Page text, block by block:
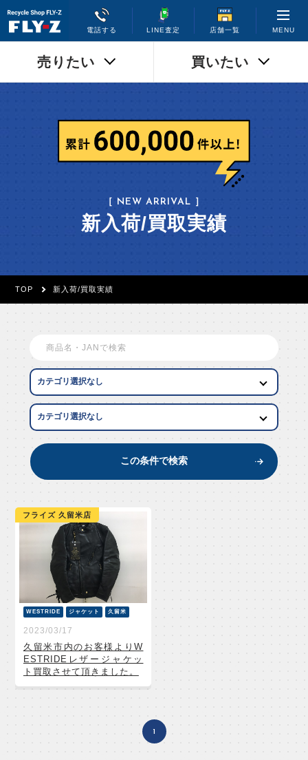
電話する LINE査定 店舗一覧 MENU
売りたい 買いたい
［ NEW ARRIVAL ］
新入荷/買取実績
TOP 新入荷/買取実績
この条件で検索
フライズ 久留米店
WESTRIDE ジャケット 久留米
2023/03/17
久留米市内のお客様よりW
ESTRIDEレザージャケッ
ト買取させて頂きました。
1